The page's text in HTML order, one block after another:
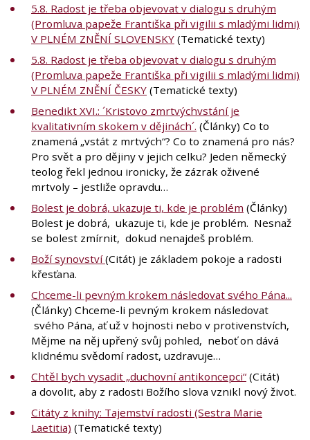
5.8. Radost je třeba objevovat v dialogu s druhým
(Promluva papeže Františka při vigilii s mladými lidmi)
V PLNÉM ZNĚNÍ SLOVENSKY (Tematické texty)
5.8. Radost je třeba objevovat v dialogu s druhým
(Promluva papeže Františka při vigilii s mladými lidmi)
V PLNÉM ZNĚNÍ ČESKY (Tematické texty)
Benedikt XVI.: ´Kristovo zmrtvýchvstání je
kvalitativním skokem v dějinách´. (Články) Co to
znamená „vstát z mrtvých“? Co to znamená pro nás?
Pro svět a pro dějiny v jejich celku? Jeden německý
teolog řekl jednou ironicky, že zázrak oživené
mrtvoly – jestliže opravdu…
Bolest je dobrá, ukazuje ti, kde je problém (Články)
Bolest je dobrá, ukazuje ti, kde je problém. Nesnaž
se bolest zmírnit, dokud nenajdeš problém.
Boží synovství(Citát) je základem pokoje a radosti
křesťana.
Chceme-li pevným krokem následovat svého Pána...
(Články) Chceme-li pevným krokem následovat
svého Pána, ať už v hojnosti nebo v protivenstvích,
Mějme na něj upřený svůj pohled, neboť on dává
klidnému svědomí radost, uzdravuje…
Chtěl bych vysadit „duchovní antikoncepci“ (Citát)
a dovolit, aby z radosti Božího slova vznikl nový život.
Citáty z knihy: Tajemství radosti (Sestra Marie
Laetitia) (Tematické texty)